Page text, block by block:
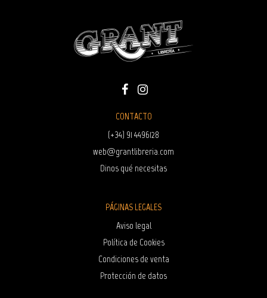
CONTACTO
(+34) 91 4496128
web@grantlibreria.com
Dinos qué necesitas
PÁGINAS LEGALES
Aviso legal
Política de Cookies
Condiciones de venta
Protección de datos